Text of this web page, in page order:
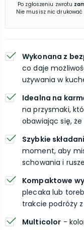
Po zgłoszeniu zwrotu
Nie musisz nic
Wykonana z
co daje
używania w
Idealna na
na przysmaki,
obawiając się,
Szybkie
moment, aby
schowania i
Kompaktowe
plecaka lub
trakcie podróży
Multicolor -